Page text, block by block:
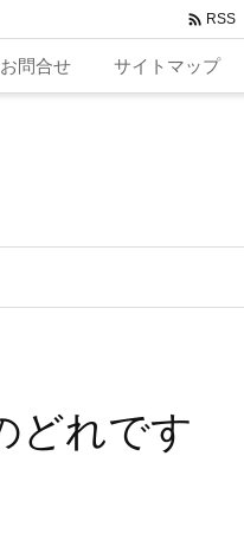
お問合せ サイトマップ
 RSS
どれです